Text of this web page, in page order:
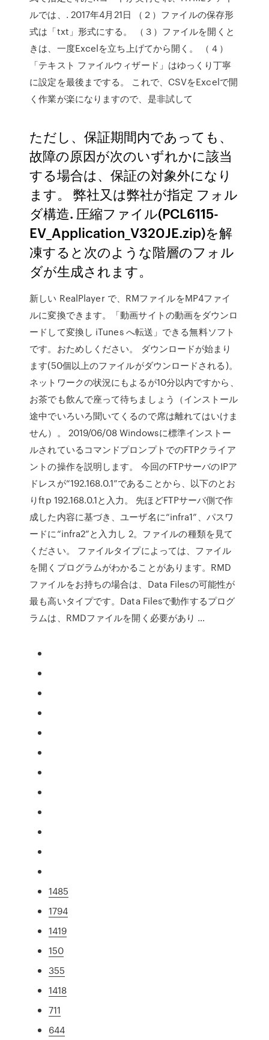
ルでは、. 2017年4月21日 （２）ファイルの保存形
式は「txt」形式にする。 （３）ファイルを開くと
きは、一度Excelを立ち上げてから開く。 （４）
「テキスト ファイルウィザード」はゆっくり丁寧
に設定を最後までする。 これで、CSVをExcelで開
く作業が楽になりますので、是非試して
ただし、保証期間内であっても、
故障の原因が次のいずれかに該当
する場合は、保証の対象外になり
ます。 弊社又は弊社が指定 フォル
ダ構造. 圧縮ファイル(PCL6115-
EV_Application_V320JE.zip)を解
凍すると次のような階層のフォル
ダが生成されます。
新しい RealPlayer で、RMファイルをMP4ファイ
ルに変換できます。「動画サイトの動画をダウンロ
ードして変換し iTunes へ転送」できる無料ソフト
です。おためしください。 ダウンロードが始まり
ます(50個以上のファイルがダウンロードされる)。
ネットワークの状況にもよるが10分以内ですから、
お茶でも飲んで座って待ちましょう（インストール
途中でいろいろ聞いてくるので席は離れてはいけま
せん）。 2019/06/08 Windowsに標準インストー
ルされているコマンドプロンプトでのFTPクライア
ントの操作を説明します。 今回のFTPサーバのIPア
ドレスが“192.168.0.1”であることから、以下のとお
りftp 192.168.0.1と入力。 先ほどFTPサーバ側で作
成した内容に基づき、ユーザ名に“infra1”、パスワ
ードに“infra2”と入力し 2。ファイルの種類を見て
ください。 ファイルタイプによっては、ファイル
を開くプログラムがわかることがあります。RMD
ファイルをお持ちの場合は、Data Filesの可能性が
最も高いタイプです。Data Filesで動作するプログ
ラムは、RMDファイルを開く必要があり …
1485
1794
1419
150
355
1418
711
644